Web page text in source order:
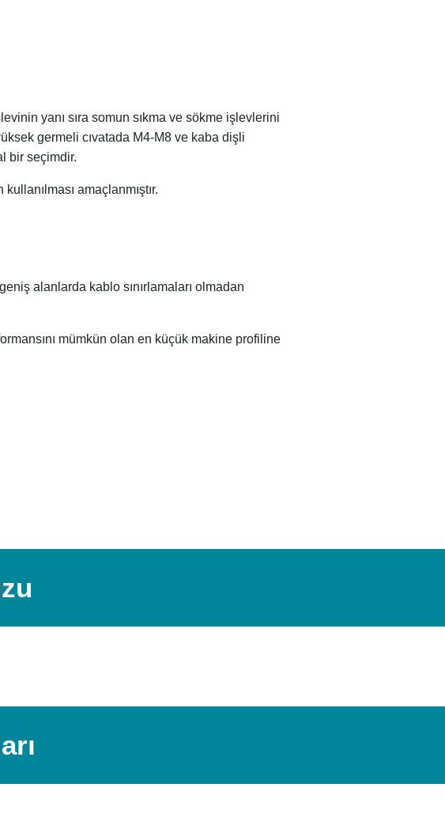
yanı sıra somun sıkma ve sökme işlevlerini
germeli cıvatada M4-M8 ve kaba dişli
bir seçimdir.
amaçlanmıştır.
alanlarda kablo sınırlamaları olmadan
mümkün olan en küçük makine profiline